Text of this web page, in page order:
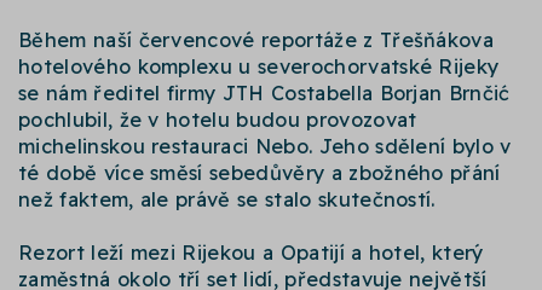
Během naší červencové reportáže z Třešňákova
hotelového komplexu u severochorvatské Rijeky
se nám ředitel firmy JTH Costabella Borjan Brnčić
pochlubil, že v hotelu budou provozovat
michelinskou restauraci Nebo. Jeho sdělení bylo v
té době více směsí sebedůvěry a zbožného přání
než faktem, ale právě se stalo skutečností.
Rezort leží mezi Rijekou a Opatijí a hotel, který
zaměstná okolo tří set lidí, představuje největší